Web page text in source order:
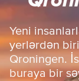
Yeni
yerlərdən
Qroningen.
buraya bir